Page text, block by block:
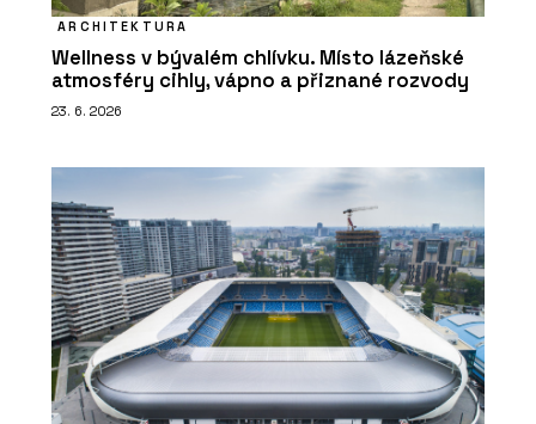
ARCHITEKTURA
Wellness v bývalém chlívku. Místo lázeňské
atmosféry cihly, vápno a přiznané rozvody
23. 6. 2026